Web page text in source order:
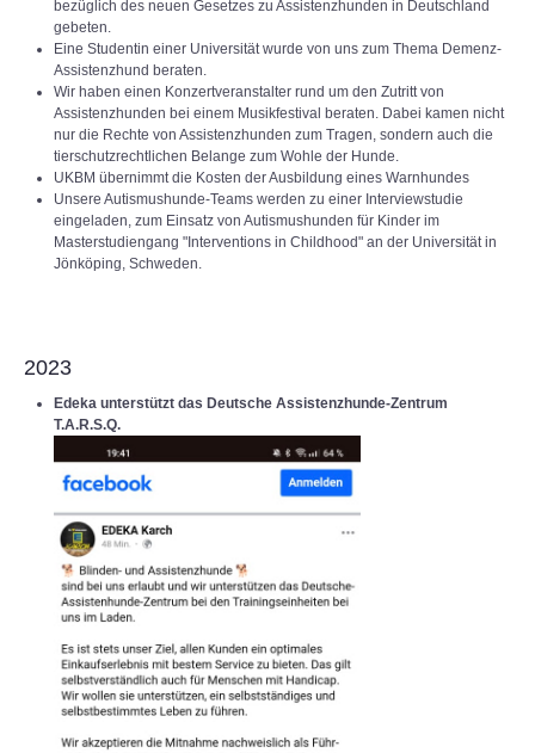
bezüglich des neuen Gesetzes zu Assistenzhunden in Deutschland
gebeten.
Eine Studentin einer Universität wurde von uns zum Thema Demenz-
Assistenzhund beraten.
Wir haben einen Konzertveranstalter rund um den Zutritt von
Assistenzhunden bei einem Musikfestival beraten. Dabei kamen nicht
nur die Rechte von Assistenzhunden zum Tragen, sondern auch die
tierschutzrechtlichen Belange zum Wohle der Hunde.
UKBM übernimmt die Kosten der Ausbildung eines Warnhundes
Unsere Autismushunde-Teams werden zu einer Interviewstudie
eingeladen, zum Einsatz von Autismushunden für Kinder im
Masterstudiengang "Interventions in Childhood" an der Universität in
Jönköping, Schweden.
2023
Edeka unterstützt das Deutsche Assistenzhunde-Zentrum
T.A.R.S.Q.